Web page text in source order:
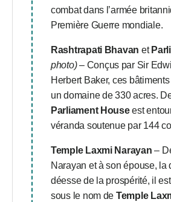
combat dans l’armée
Première Guerre mondiale.
Rashtrapati Bhavan et
photo)– Conçus par Sir
Herbert Baker, ces
un domaine de 330 acres.
Parliament Houseest
véranda soutenue par 144
Temple Laxmi Narayan –
Narayan et à son épouse, la
déesse de la prospérité, il
sous le nom de Temple